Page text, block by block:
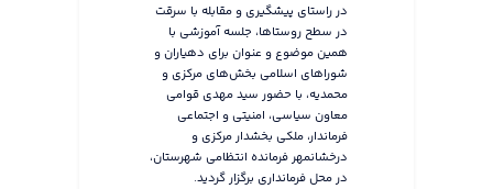
در راستای پیشگیری و مقابله با سرقت
در سطح روستاها، جلسه آموزشی با
همین موضوع و عنوان برای دهیاران و
شوراهای اسلامی بخش‌های مرکزی و
محمدیه، با حضور سید مهدی قوامی
معاون سیاسی، امنیتی و اجتماعی
فرماندار، ملکی بخشدار مرکزی و
درخشانمهر فرمانده انتظامی شهرستان،
در محل فرمانداری برگزار گردید.